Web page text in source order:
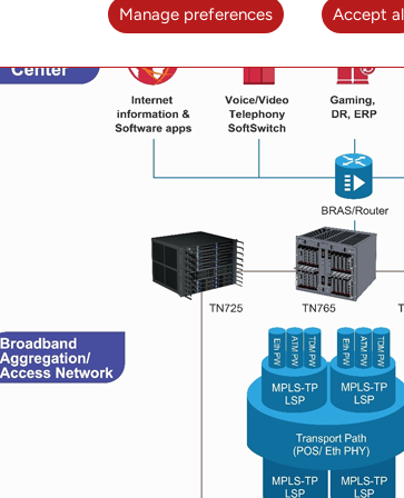
Manage preferences Accept